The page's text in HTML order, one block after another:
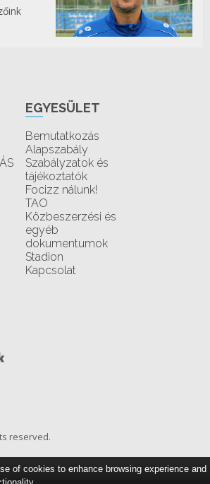
EGYESÜLET
Bemutatkozás
Alapszabály
Szabályzatok és
tájékoztatók
Focizz nálunk!
TAO
Közbeszerzési és
egyéb
dokumentumok
Stadion
Kapcsolat
reserved.
of cookies to enhance browsing experience and